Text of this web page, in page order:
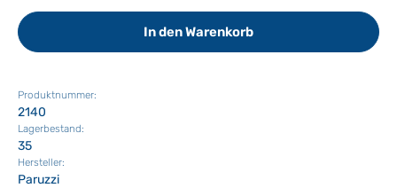
In den Warenkorb
Produktnummer:
2140
Lagerbestand:
35
Hersteller:
Paruzzi